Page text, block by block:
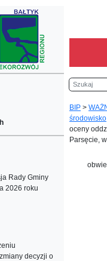
Rady Gminy
2026 roku
decyzji o
Szukaj
BIP >
środowisko
oceny
Parsęcie,